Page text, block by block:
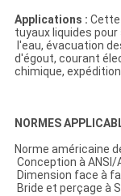
Applications : Cette
tuyaux liquides
l'eau, évacuation
d'égout, courant
chimique,
NORMES
Norme américaine
Conception à ANSI/
Dimension face à
Bride et perçage à